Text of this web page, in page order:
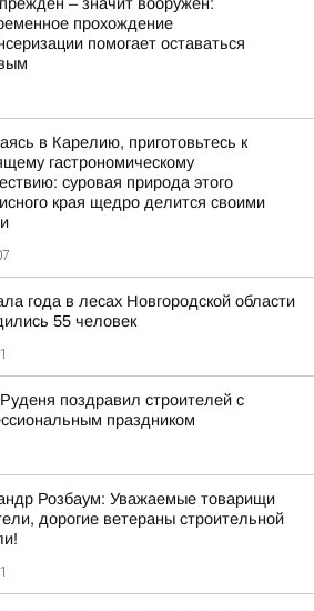
прохождение
помогает оставаться
в Карелию, приготовьтесь к
гастрономическому
суровая природа этого
края щедро делится своими
года в лесах Новгородской области
55 человек
поздравил строителей с
праздником
Розбаум: Уважаемые товарищи
дорогие ветераны строительной